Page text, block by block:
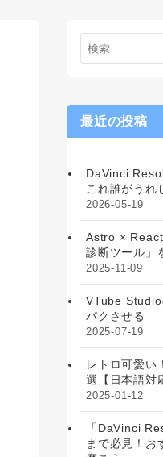
最近の投稿
DaVinci
これ誰がうれ
2026-05-19
Astro ×
診断ツール」
2025-11-09
VTube Studio
パクさせる
2025-07-19
レトロ可愛い
選【日本語対
2025-01-12
「DaVinci
まで必見！お